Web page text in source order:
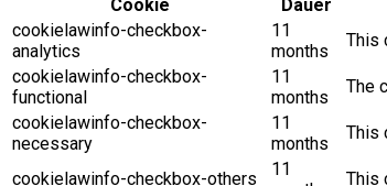
Cookie
Dauer
cookielawinfo-checkbox-
analytics
11
months
This
cookielawinfo-checkbox-
functional
11
months
The
cookielawinfo-checkbox-
necessary
11
months
This
cookielawinfo-checkbox-others
11
This